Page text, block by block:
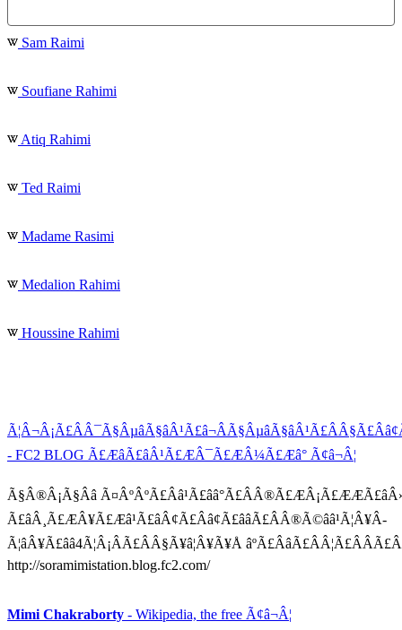
Sam Raimi
Soufiane Rahimi
Atiq Rahimi
Ted Raimi
Madame Rasimi
Medalion Rahimi
Houssine Rahimi
- FC2 BLOG Ã£ÆâÃ£âÂ¹Ã£ÆÂ¯Ã£ÆÂ¼Ã£Æâ° Ã¢â¬Â¦
Ã§Â®Â¡Ã§Ââ
Ã£âÂ¸Ã£ÆÂ¥Ã£Æâ¹Ã£âÂ¢Ã£Ââ¢Ã£ââÃ£ÂÂ®Ã©ââ¹Ã¦Â¥Â­
Ã¦âÂ¥Ã£ââ4Ã¦Â¡ÂÃ£ÂÂ§Ã¥â¦Â¥Ã¥Å
http://soramimistation.blog.fc2.com/
Mimi Chakraborty - Wikipedia, the free Ã¢â¬Â¦